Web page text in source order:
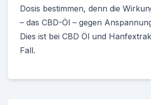
Dosis bestimmen, denn die
– das CBD-Öl – gegen
Dies ist bei CBD Öl und
Fall.